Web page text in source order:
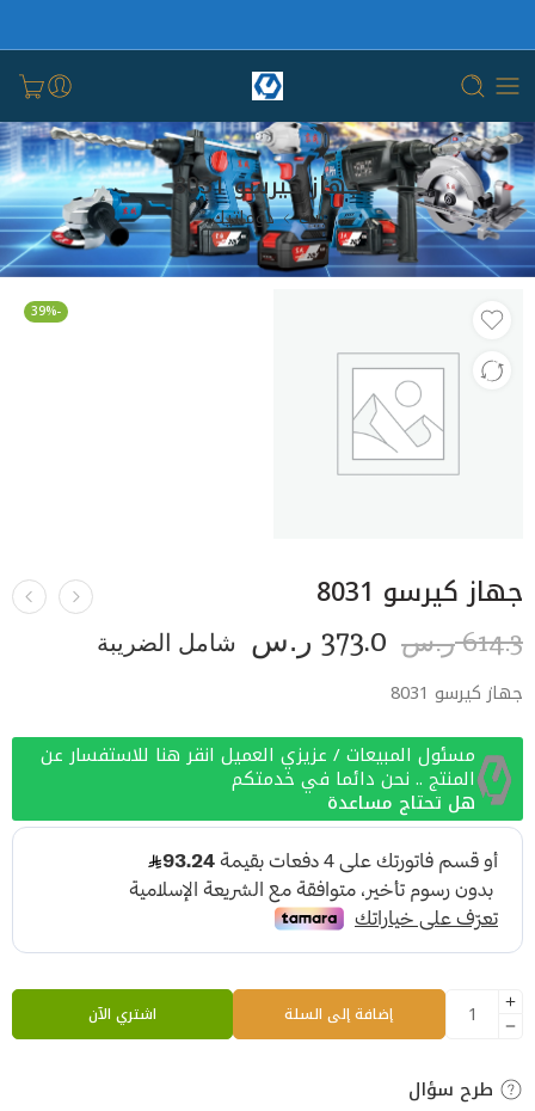
جهاز كيرسو 8031
بيت دوماتيك
-39%
جهاز كيرسو 8031
614.3 ر.س 373.0 ر.س شامل الضريبة
جهاز كيرسو 8031
مسئول المبيعات / عزيزي العميل انقر هنا للاستفسار عن
المنتج .. نحن دائما في خدمتكم
هل تحتاج مساعدة
إضافة إلى السلة اشتري الآن
طرح سؤال